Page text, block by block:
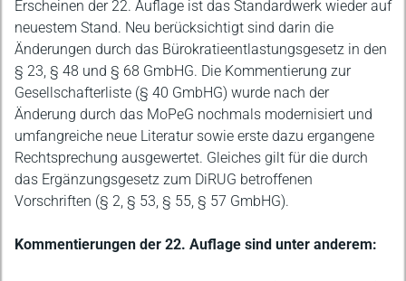
Erscheinen der 22. Auflage ist das Standardwerk wieder auf
neuestem Stand. Neu berücksichtigt sind darin die
Änderungen durch das Bürokratieentlastungsgesetz in den
§ 23, § 48 und § 68 GmbHG. Die Kommentierung zur
Gesellschafterliste (§ 40 GmbHG) wurde nach der
Änderung durch das MoPeG nochmals modernisiert und
umfangreiche neue Literatur sowie erste dazu ergangene
Rechtsprechung ausgewertet. Gleiches gilt für die durch
das Ergänzungsgesetz zum DiRUG betroffenen
Vorschriften (§ 2, § 53, § 55, § 57 GmbHG).
Kommentierungen der 22. Auflage sind unter anderem: